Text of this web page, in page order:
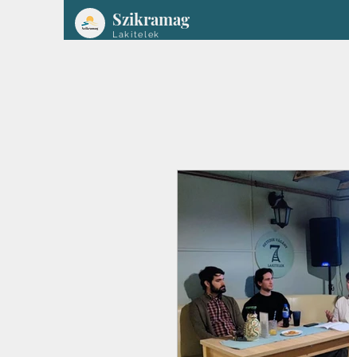
Szikramag
Lakitelek